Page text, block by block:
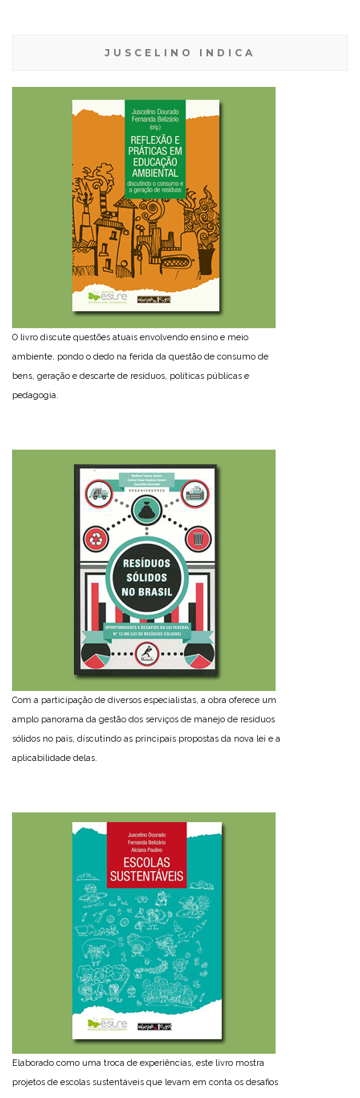
JUSCELINO INDICA
O livro discute questões atuais envolvendo ensino e meio
ambiente, pondo o dedo na ferida da questão de consumo de
bens, geração e descarte de resíduos, políticas públicas e
pedagogia.
Com a participação de diversos especialistas, a obra oferece um
amplo panorama da gestão dos serviços de manejo de resíduos
sólidos no país, discutindo as principais propostas da nova lei e a
aplicabilidade delas.
Elaborado como uma troca de experiências, este livro mostra
projetos de escolas sustentáveis que levam em conta os desafios